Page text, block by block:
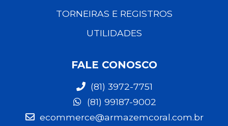
TORNEIRAS E REGISTROS
UTILIDADES
FALE CONOSCO
(81) 3972-7751
(81) 99187-9002
ecommerce@armazemcoral.com.br